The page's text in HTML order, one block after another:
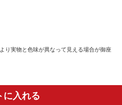
り実物と色味が異なって見える場合が御座
に入れる